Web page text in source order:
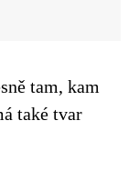
tam, kam
také tvar